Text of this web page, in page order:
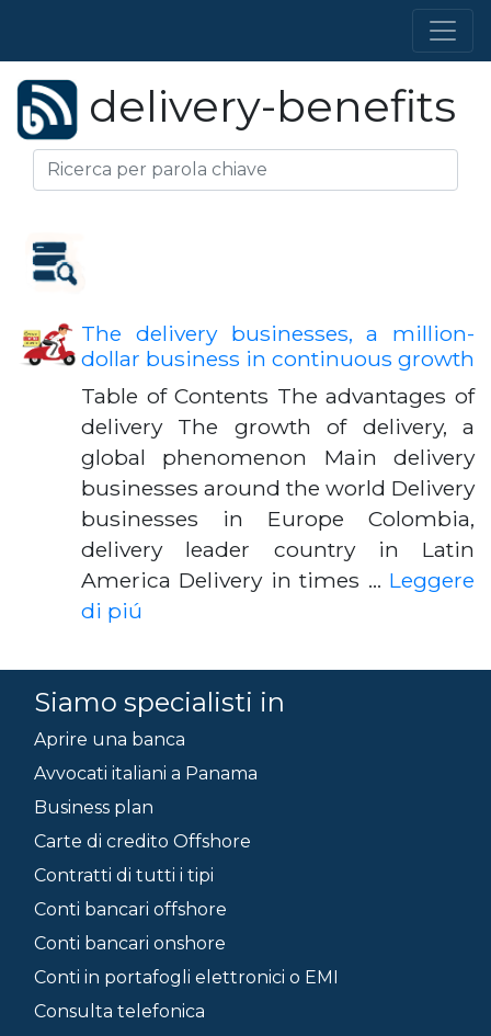
delivery-benefits
The delivery businesses, a million-
dollar business in continuous growth
Table of Contents The advantages of
delivery The growth of delivery, a
global phenomenon Main delivery
businesses around the world Delivery
businesses in Europe Colombia,
delivery leader country in Latin
America Delivery in times … Leggere
di piú
Siamo specialisti in
Aprire una banca
Avvocati italiani a Panama
Business plan
Carte di credito Offshore
Contratti di tutti i tipi
Conti bancari offshore
Conti bancari onshore
Conti in portafogli elettronici o EMI
Consulta telefonica